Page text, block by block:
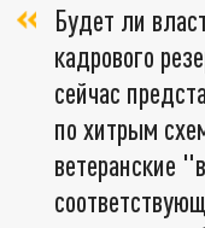
Будет ли
кадрового
сейчас
по хитрым
ветеранские